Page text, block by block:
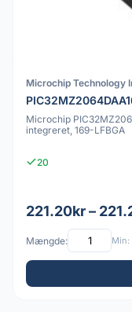
Microchip Technology
Microchip
integreret, 169-LFBGA
20
221.20kr –
Mængde: Min: